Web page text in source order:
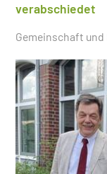
verabschiedet
Gemeinschaft